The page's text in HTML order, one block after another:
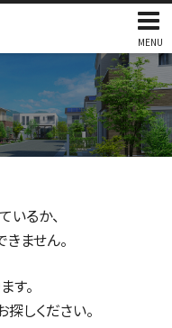
MENU
いるか、
ません。
す。
しください。